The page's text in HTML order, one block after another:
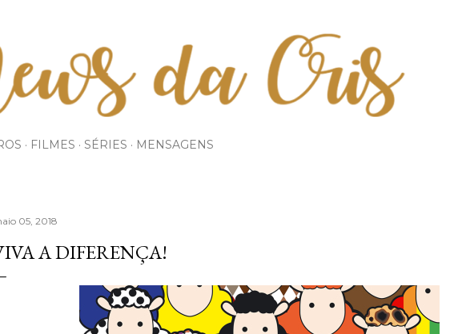
FILMES SÉRIES MENSAGENS
05, 2018
A DIFERENÇA!